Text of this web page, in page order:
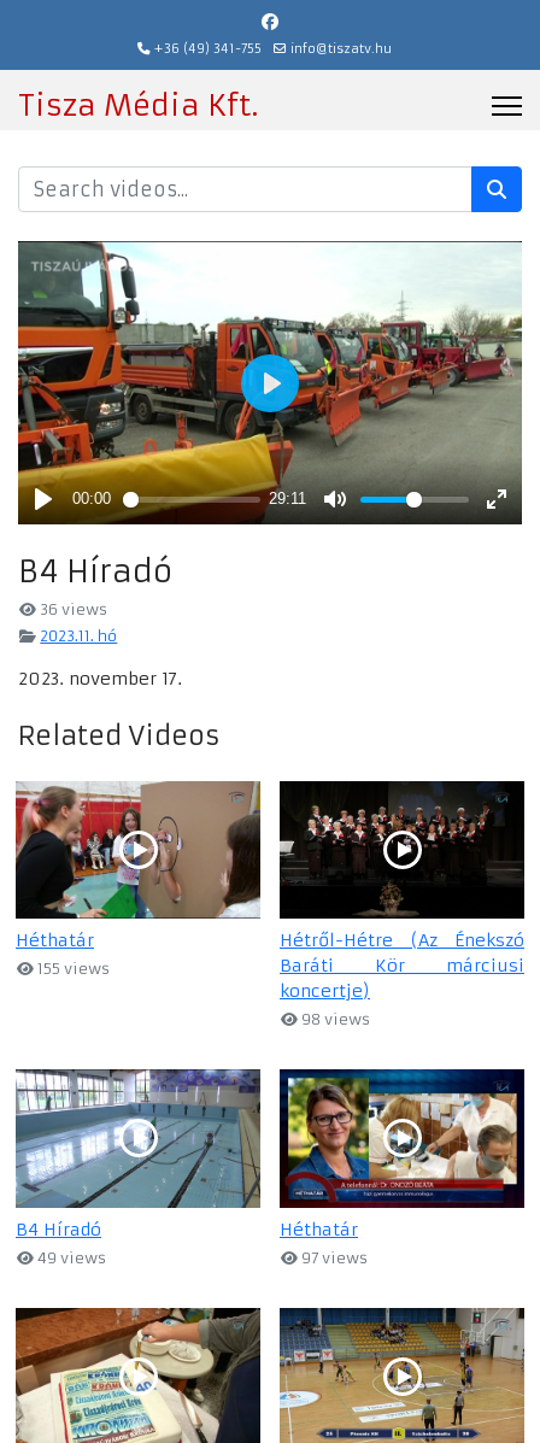
+36 (49) 341-755 info@tiszatv.hu
Tisza Média Kft.
B4 Híradó
36 views
2023.11. hó
2023. november 17.
Related Videos
Héthatár
155 views
Hétről-Hétre (Az Énekszó
Baráti Kör márciusi
koncertje)
98 views
B4 Híradó
49 views
Héthatár
97 views